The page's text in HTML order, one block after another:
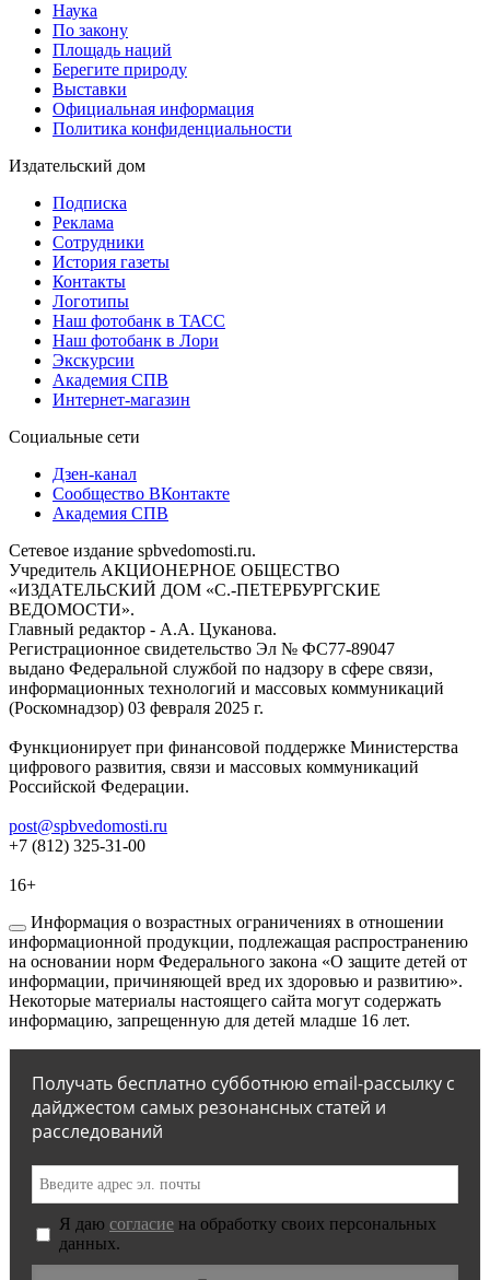
Наука
По закону
Площадь наций
Берегите природу
Выставки
Официальная информация
Политика конфиденциальности
Издательский дом
Подписка
Реклама
Сотрудники
История газеты
Контакты
Логотипы
Наш фотобанк в ТАСС
Наш фотобанк в Лори
Экскурсии
Академия СПВ
Интернет-магазин
Социальные сети
Дзен-канал
Сообщество ВКонтакте
Академия СПВ
Сетевое издание spbvedomosti.ru.
Учредитель АКЦИОНЕРНОЕ ОБЩЕСТВО
«ИЗДАТЕЛЬСКИЙ ДОМ «С.-ПЕТЕРБУРГСКИЕ
ВЕДОМОСТИ».
Главный редактор - А.А. Цуканова.
Регистрационное свидетельство Эл № ФС77-89047
выдано Федеральной службой по надзору в сфере связи,
информационных технологий и массовых коммуникаций
(Роскомнадзор) 03 февраля 2025 г.
Функционирует при финансовой поддержке Министерства
цифрового развития, связи и массовых коммуникаций
Российской Федерации.
post@spbvedomosti.ru
+7 (812) 325-31-00
16+
Информация о возрастных ограничениях в отношении
информационной продукции, подлежащая распространению
на основании норм Федерального закона «О защите детей от
информации, причиняющей вред их здоровью и развитию».
Некоторые материалы настоящего сайта могут содержать
информацию, запрещенную для детей младше 16 лет.
Получать бесплатно субботнюю email-рассылку с
дайджестом самых резонансных статей и
расследований
Я даю согласие на обработку своих персональных
данных.